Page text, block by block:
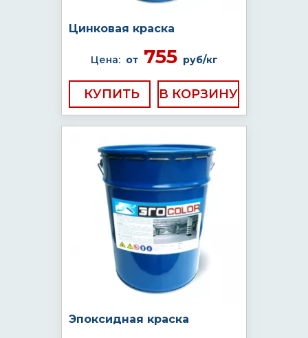
Цинковая краска
Цена: от755 руб/кг
КУПИТЬ
Эпоксидная краска